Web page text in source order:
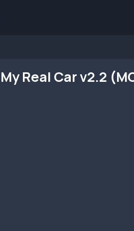
My Real Car v2.2